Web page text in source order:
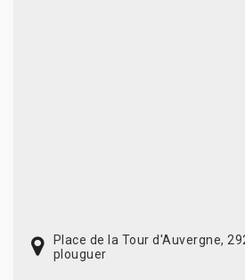
Place de la Tour d'Auvergne,
plouguer